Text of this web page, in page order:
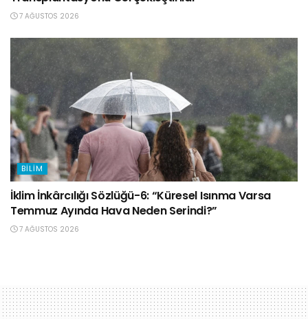
7 AĞUSTOS 2026
BILIM
İklim İnkârcılığı Sözlüğü-6: “Küresel Isınma Varsa
Temmuz Ayında Hava Neden Serindi?”
7 AĞUSTOS 2026